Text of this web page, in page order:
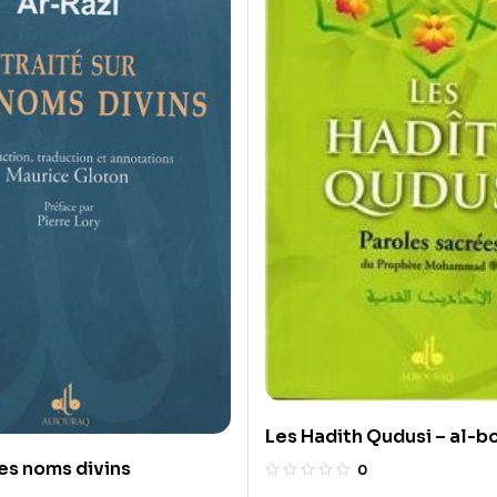
noms divins
Les Hadith Qudusi – al-
0